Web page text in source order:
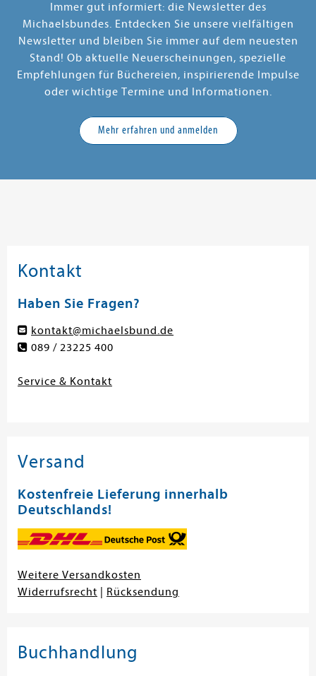
Immer gut informiert: die Newsletter des
Michaelsbundes. Entdecken Sie unsere vielfältigen
Newsletter und bleiben Sie immer auf dem neuesten
Stand! Ob aktuelle Neuerscheinungen, spezielle
Empfehlungen für Büchereien, inspirierende Impulse
oder wichtige Termine und Informationen.
Mehr erfahren und anmelden
Kontakt
Haben Sie Fragen?
kontakt@michaelsbund.de
089 / 23225 400
Service & Kontakt
Versand
Kostenfreie Lieferung innerhalb
Deutschlands!
Weitere Versandkosten
Widerrufsrecht
Rücksendung
Buchhandlung